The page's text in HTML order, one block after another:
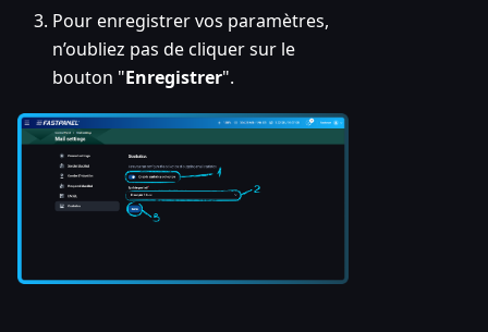
Pour enregistrer vos paramètres,
n’oubliez pas de cliquer sur le
bouton "Enregistrer".